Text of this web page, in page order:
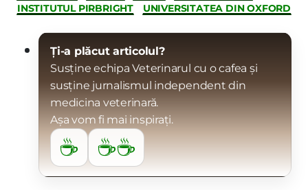
INSTITUTUL PIRBRIGHT
UNIVERSITATEA DIN OXFORD
Ți-a plăcut articolul?
Susține echipa Veterinarul cu o cafea și
susține jurnalismul independent din
medicina veterinară.
Așa vom fi mai inspirați.
☕ ☕☕